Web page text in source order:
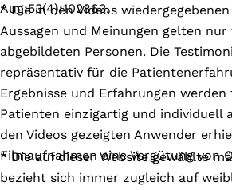
Aug;53(4):102863.
* Die in den Videos
Aussagen und Meinungen gelten
abgebildeten Personen. Die
repräsentativ für die
Ergebnisse und Erfahrungen werden
Patienten einzigartig und individuell
den Videos gezeigten Anwender
Filmaufnahmen eine Vergütung von
* Die auf dieser Website gewählte
bezieht sich immer zugleich auf